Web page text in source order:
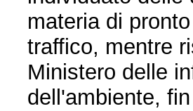
materia di
traffico, mentre
Ministero delle
dell'ambiente,